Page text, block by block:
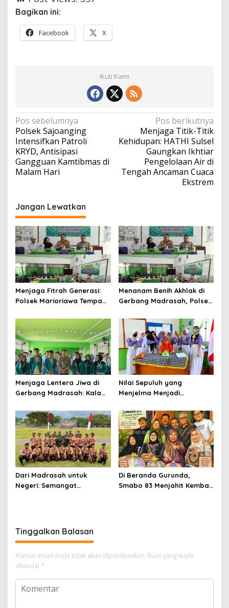
Bagikan ini:
Facebook X
Ikuti Kami
Navigasi
pos
Pos sebelumnya
Polsek Sajoanging
Intensifkan Patroli
KRYD, Antisipasi
Gangguan Kamtibmas di
Malam Hari
Pos berikutnya
Menjaga Titik-Titik
Kehidupan: HATHI Sulsel
Gaungkan Ikhtiar
Pengelolaan Air di
Tengah Ancaman Cuaca
Ekstrem
Jangan Lewatkan
Menjaga Fitrah Generasi:
Polsek Marioriawa Tempa
Menanam Benih Akhlak di
Gerbang Madrasah, Polsek
Langkah Generasi
Berkarakter
Menjaga Lentera Jiwa di
Gerbang Madrasah: Kala
Generasi Robbani di
Belawa
Nilai Sepuluh yang
Menjelma Menjadi
Dari Madrasah untuk
Negeri: Semangat
Di Beranda Gurunda,
Smabo 83 Menjahit Kembali
Tinggalkan Balasan
Alamat email Anda tidak akan dipublikasikan. Ruas yang wajib
ditandai *